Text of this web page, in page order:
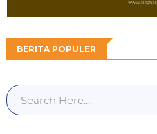
BERITA POPULER